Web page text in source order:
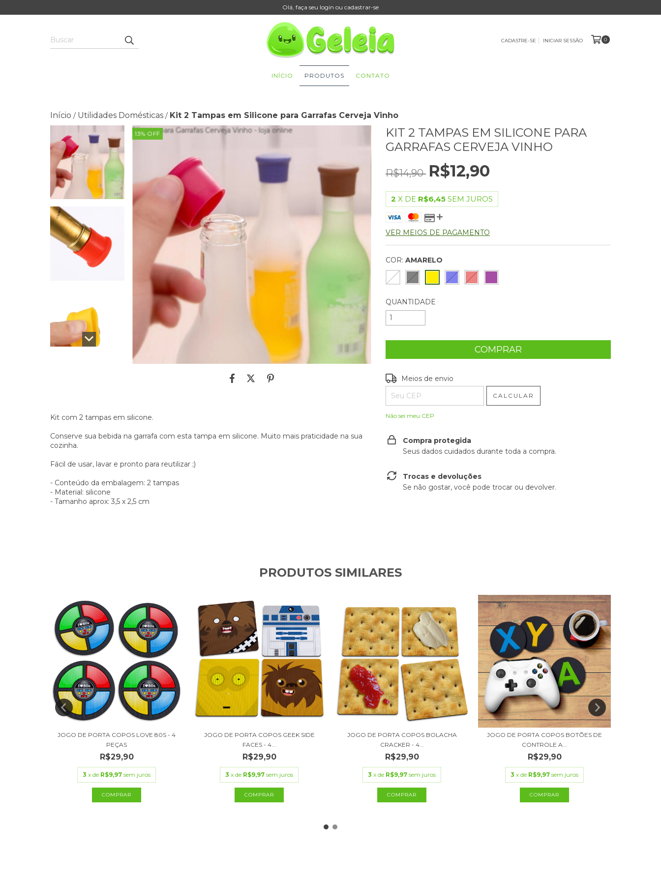
Olá, faça seu login ou cadastrar-se
CADASTRE-SE INICIAR SESSÃO 0
INÍCIO PRODUTOS CONTATO
Início / Utilidades Domésticas / Kit 2 Tampas em Silicone para Garrafas Cerveja Vinho
13% OFF
Kit com 2 tampas em silicone.
Conserve sua bebida na garrafa com esta tampa em silicone. Muito mais praticidade na sua
cozinha.
Fácil de usar, lavar e pronto para reutilizar ;)
- Conteúdo da embalagem: 2 tampas
- Material: silicone
- Tamanho aprox: 3,5 x 2,5 cm
KIT 2 TAMPAS EM SILICONE PARA
GARRAFAS CERVEJA VINHO
R$14,90 R$12,90
2 X DE R$6,45 SEM JUROS
VER MEIOS DE PAGAMENTO
COR: AMARELO
QUANTIDADE
Entregas para o CEP:
Meios de envio
CALCULAR
Não sei meu CEP
Compra protegida
Seus dados cuidados durante toda a compra.
Trocas e devoluções
Se não gostar, você pode trocar ou devolver.
PRODUTOS SIMILARES
JOGO DE PORTA COPOS LOVE 80S - 4
PEÇAS
R$29,90
3 x de R$9,97 sem juros
JOGO DE PORTA COPOS GEEK SIDE
FACES - 4...
R$29,90
3 x de R$9,97 sem juros
JOGO DE PORTA COPOS BOLACHA
CRACKER - 4...
R$29,90
3 x de R$9,97 sem juros
JOGO DE PORTA COPOS BOTÕES DE
CONTROLE A...
R$29,90
3 x de R$9,97 sem juros